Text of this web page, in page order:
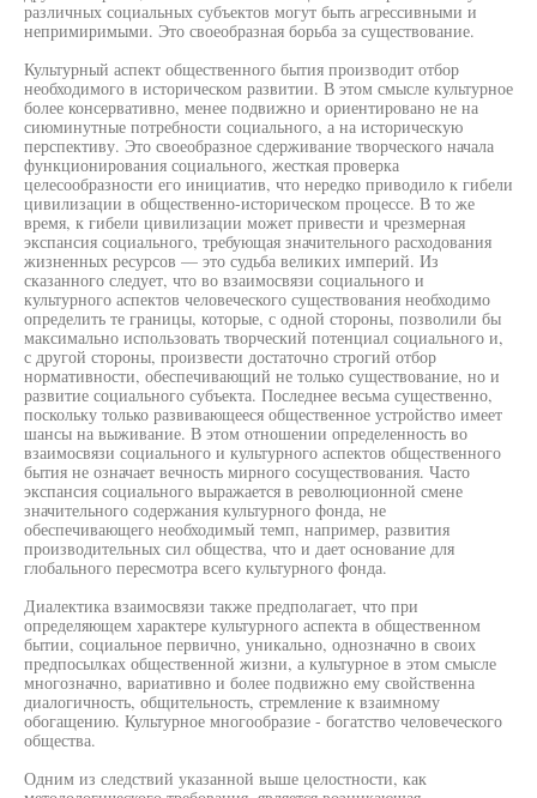
различных социальных субъектов могут быть агрессивными и
непримиримыми. Это своеобразная борьба за существование.
Культурный аспект общественного бытия производит отбор
необходимого в историческом развитии. В этом смысле культурное
более консервативно, менее подвижно и ориентировано не на
сиюминутные потребности социального, а на историческую
перспективу. Это своеобразное сдерживание творческого начала
функционирования социального, жесткая проверка
целесообразности его инициатив, что нередко приводило к гибели
цивилизации в общественно-историческом процессе. В то же
время, к гибели цивилизации может привести и чрезмерная
экспансия социального, требующая значительного расходования
жизненных ресурсов — это судьба великих империй. Из
сказанного следует, что во взаимосвязи социального и
культурного аспектов человеческого существования необходимо
определить те границы, которые, с одной стороны, позволили бы
максимально использовать творческий потенциал социального и,
с другой стороны, произвести достаточно строгий отбор
нормативности, обеспечивающий не только существование, но и
развитие социального субъекта. Последнее весьма существенно,
поскольку только развивающееся общественное устройство имеет
шансы на выживание. В этом отношении определенность во
взаимосвязи социального и культурного аспектов общественного
бытия не означает вечность мирного сосуществования. Часто
экспансия социального выражается в революционной смене
значительного содержания культурного фонда, не
обеспечивающего необходимый темп, например, развития
производительных сил общества, что и дает основание для
глобального пересмотра всего культурного фонда.
Диалектика взаимосвязи также предполагает, что при
определяющем характере культурного аспекта в общественном
бытии, социальное первично, уникально, однозначно в своих
предпосылках общественной жизни, а культурное в этом смысле
многозначно, вариативно и более подвижно ему свойственна
диалогичность, общительность, стремление к взаимному
обогащению. Культурное многообразие - богатство человеческого
общества.
Одним из следствий указанной выше целостности, как